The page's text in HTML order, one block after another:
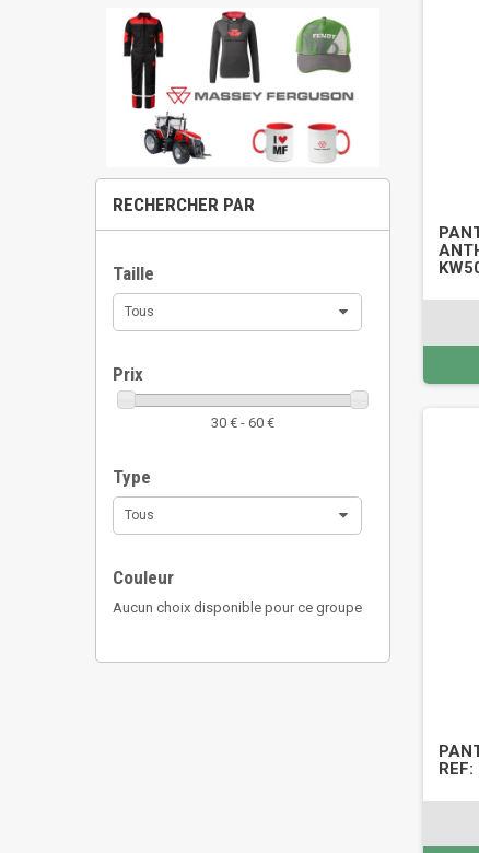
RECHERCHER PAR
Taille
Tous
Prix
30 € - 60 €
Type
Tous
Couleur
Aucun choix disponible pour ce groupe